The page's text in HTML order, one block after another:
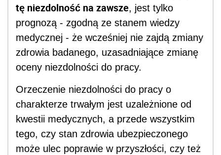
tę niezdolność na zawsze, jest tylko
prognozą - zgodną ze stanem wiedzy
medycznej - że wcześniej nie zajdą zmiany
zdrowia badanego, uzasadniające zmianę
oceny niezdolności do pracy.
Orzeczenie niezdolności do pracy o
charakterze trwałym jest uzależnione od
kwestii medycznych, a przede wszystkim
tego, czy stan zdrowia ubezpieczonego
może ulec poprawie w przyszłości, czy też